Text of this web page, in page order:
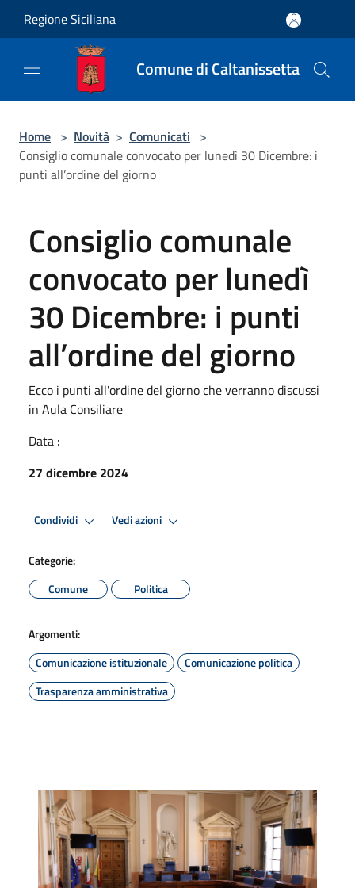
Regione Siciliana
Comune di Caltanissetta
Home > Novità > Comunicati >
Consiglio comunale convocato per lunedì 30 Dicembre: i
punti all’ordine del giorno
Consiglio comunale
convocato per lunedì
30 Dicembre: i punti
all’ordine del giorno
Ecco i punti all'ordine del giorno che verranno discussi
in Aula Consiliare
Data :
27 dicembre 2024
Condividi Vedi azioni
Categorie:
Comune
Politica
Argomenti:
Comunicazione istituzionale
Comunicazione politica
Trasparenza amministrativa